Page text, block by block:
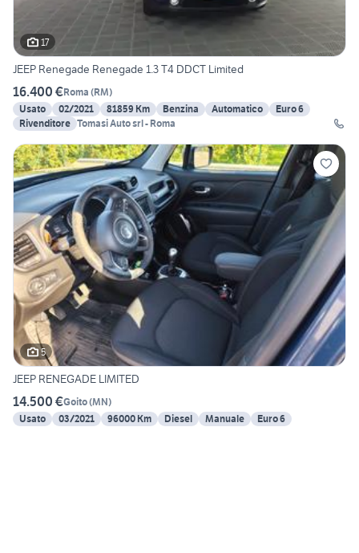
17
JEEP Renegade Renegade 1.3 T4 DDCT Limited
16.400 €Roma (RM)
Usato
02/2021 81859 Km Benzina Automatico
Euro 6
Rivenditore Tomasi Auto srl - Roma
5
JEEP RENEGADE LIMITED
14.500 €Goito(MN)
Usato
03/2021 96000 Km Diesel Manuale Euro 6